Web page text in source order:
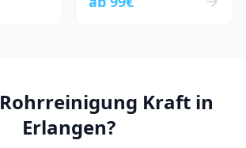
Rohrreinigung Kraft in
Erlangen?